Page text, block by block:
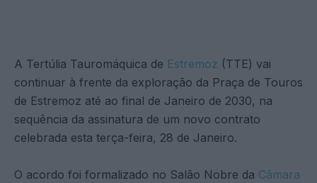
A Tertúlia Tauromáquica de Estremoz (TTE) vai
continuar à frente da exploração da Praça de Touros
de Estremoz até ao final de Janeiro de 2030, na
sequência da assinatura de um novo contrato
celebrada esta terça-feira, 28 de Janeiro.
O acordo foi formalizado no Salão Nobre da Câmara